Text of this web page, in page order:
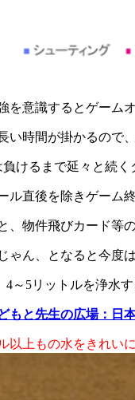
を意識するとゲーム
時間が掛かるので
けるまで延々と続
直後を除きゲーム
、物件飛びカード等
ゃん、となると今度
～5リットルを浄水
もと先生の広場：日
以上もの水をきれい